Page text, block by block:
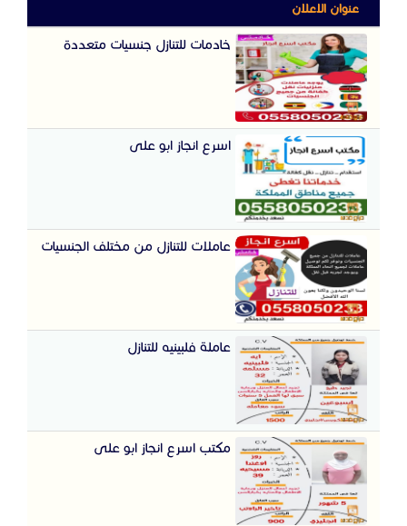
عنوان الاعلان
خادمات للتنازل جنسيات متعددة
اسرع انجاز ابو على
عاملات للتنازل من مختلف الجنسيات
عاملة فلبينيه للتنازل
مكتب اسرع انجاز ابو على